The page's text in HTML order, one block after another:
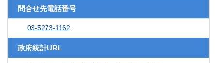
問合せ先電話番号
03-5273-1162
政府統計URL